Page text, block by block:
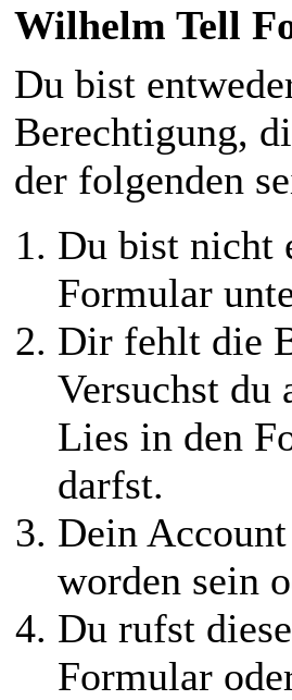
Wilhelm Tell
Du bist
Berechtigung,
der folgenden
Du bist nicht
Formular
Dir fehlt die
Versuchst du
Lies in den
darfst.
Dein
worden sein
Du rufst
Formular